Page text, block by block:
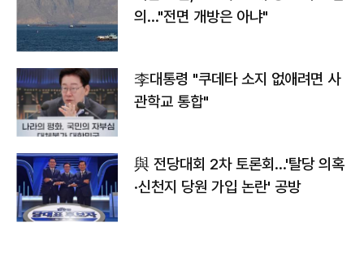
의…"전면 개방은 아냐"
李대통령 "쿠데타 소지 없애려면 사
관학교 통합"
與 전당대회 2차 토론회…'탈당 의혹
·신천지 당원 가입 논란' 공방